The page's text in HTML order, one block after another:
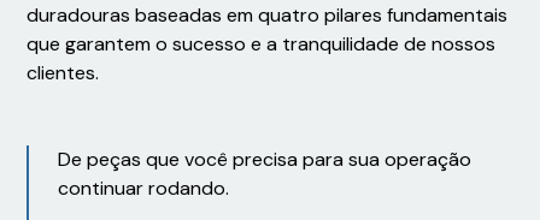
duradouras baseadas em quatro pilares fundamentais
que garantem o sucesso e a tranquilidade de nossos
clientes.
De peças que você precisa para sua operação
continuar rodando.